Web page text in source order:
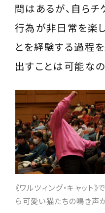
問はあるが、自ら
行為が非日常を楽
とを経験する過程
出すことは可能な
《ワルツィング・キャット
ら可愛い猫たちの鳴き声